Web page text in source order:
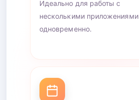
Идеально для работы с
несколькими приложениями
одновременно.